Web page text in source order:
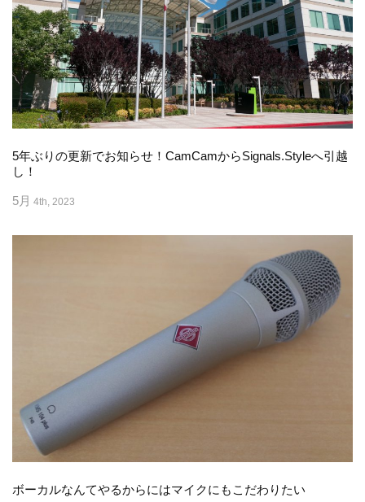
5年ぶりの更新でお知らせ！CamCamからSignals.Styleへ引越
し！
5月 4th, 2023
ボーカルなんてやるからにはマイクにもこだわりたい